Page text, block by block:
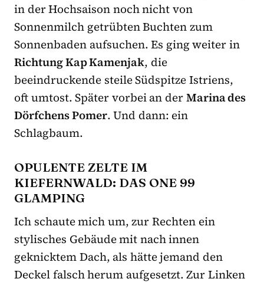
in der Hochsaison noch nicht von
Sonnenmilch getrübten Buchten zum
Sonnenbaden aufsuchen. Es ging weiter in
Richtung Kap Kamenjak, die
beeindruckende steile Südspitze Istriens,
oft umtost. Später vorbei an derMarina des
Dörfchens Pomer. Und dann: ein
Schlagbaum.
OPULENTE ZELTE IM
KIEFERNWALD: DAS ONE 99
GLAMPING
Ich schaute mich um, zur Rechten ein
stylisches Gebäude mit nach innen
geknicktem Dach, als hätte jemand den
Deckel falsch herum aufgesetzt. Zur Linken